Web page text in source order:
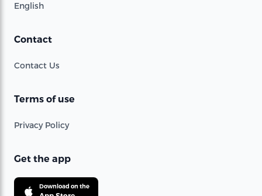
English
Contact
Contact Us
Terms of use
Privacy Policy
Get the app
Download on the